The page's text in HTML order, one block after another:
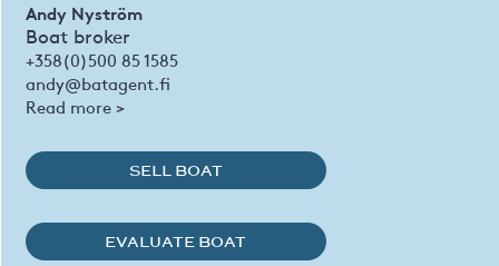
Andy Nyström
Boat broker
+358(0)500 85 1585
andy@batagent.fi
Read more >
SELL BOAT
EVALUATE BOAT